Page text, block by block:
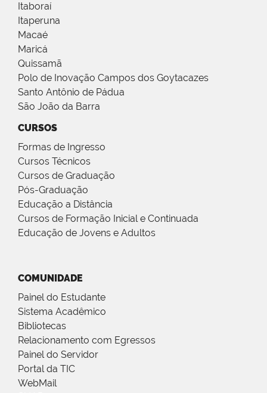
Itaboraí
Itaperuna
Macaé
Maricá
Quissamã
Polo de Inovação Campos dos Goytacazes
Santo Antônio de Pádua
São João da Barra
CURSOS
Formas de Ingresso
Cursos Técnicos
Cursos de Graduação
Pós-Graduação
Educação a Distância
Cursos de Formação Inicial e Continuada
Educação de Jovens e Adultos
COMUNIDADE
Painel do Estudante
Sistema Acadêmico
Bibliotecas
Relacionamento com Egressos
Painel do Servidor
Portal da TIC
WebMail